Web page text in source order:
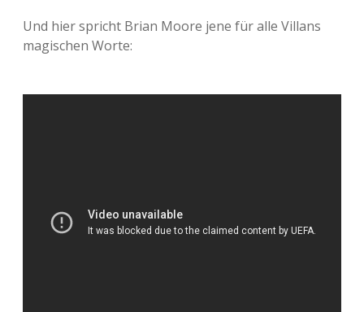
Und hier spricht Brian Moore jene für alle Villans
magischen Worte: